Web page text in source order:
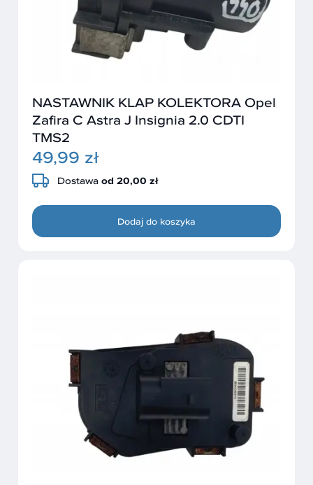
NASTAWNIK KLAP KOLEKTORA Opel
Zafira C Astra J Insignia 2.0 CDTI
TMS2
49,99 zł
Dostawa od 20,00 zł
Dodaj do koszyka